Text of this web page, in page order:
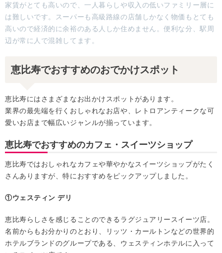
家賃がとても高いので、一人暮らしや収入の低いファミリー層に
は難しいです。スーパーも高級路線の店舗しかなく物価もとても
高いので経済的に余裕のある人しか住めません。便利な分、駅周
辺が常に人で混雑してます。
恵比寿でおすすめのおでかけスポット
恵比寿にはさまざまなお出かけスポットがあります。
業界の最先端を行くおしゃれなお店や、レトロアンティークな可
愛いお店まで幅広いジャンルが揃っています。
恵比寿でおすすめのカフェ・スイーツショップ
恵比寿ではおしゃれなカフェや華やかなスイーツショップがたく
さんありますが、特におすすめをピックアップしました。
①ウェスティン デリ
恵比寿らしさを感じることのできるラグジュアリースイーツ店。
名前からもお分かりのとおり、リッツ・カールトンなどの世界的
ホテルブランドのグループである、ウェスティンホテルに入って